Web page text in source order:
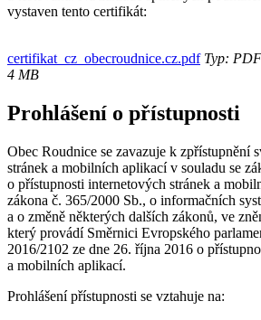
vystaven tento certifikát:
certifikat_cz_obecroudnice.cz.pdfTyp: PDF
4 MB
Prohlášení o přístupnosti
Obec Roudnice se zavazuje k zpřístupnění
stránek a mobilních aplikací v souladu se
o přístupnosti internetových stránek a
zákona č. 365/2000 Sb., o informačních
a o změně některých dalších zákonů, ve
který provádí Směrnici Evropského
2016/2102 ze dne 26. října 2016 o
a mobilních aplikací.
Prohlášení přístupnosti se vztahuje na: